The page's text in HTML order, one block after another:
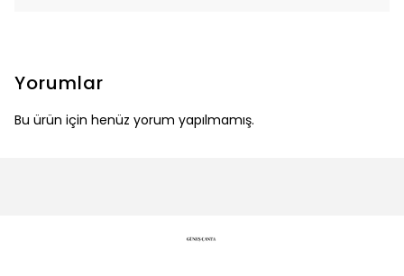
Yorumlar
Bu ürün için henüz yorum yapılmamış.